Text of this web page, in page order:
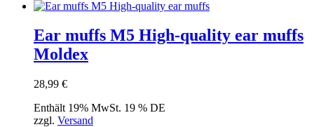
Ear muffs M5 High-quality ear muffs
Moldex
28,99 €
Enthält 19% MwSt. 19 % DE
zzgl. Versand